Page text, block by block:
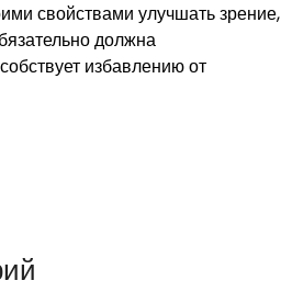
свойствами улучшать зрение,
должна
избавлению от